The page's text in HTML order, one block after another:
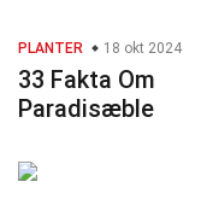
PLANTER 18 okt 2024
33 Fakta Om
Paradisæble